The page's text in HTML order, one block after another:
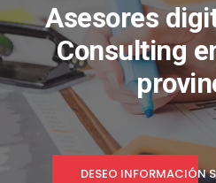
Asesores
Consulting
DESEO INFORMACIÓN